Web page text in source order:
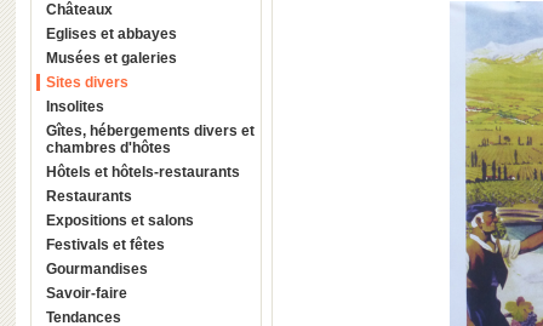
Châteaux
Eglises et abbayes
Musées et galeries
Sites divers
Insolites
Gîtes, hébergements divers et
chambres d'hôtes
Hôtels et hôtels-restaurants
Restaurants
Expositions et salons
Festivals et fêtes
Gourmandises
Savoir-faire
Tendances